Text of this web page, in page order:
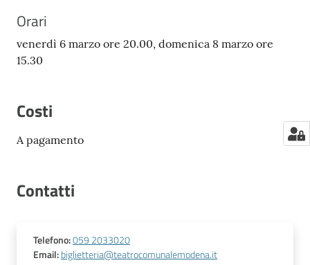
Orari
venerdì 6 marzo ore 20.00, domenica 8 marzo ore
15.30
Costi
A pagamento
Contatti
Telefono:059 2033020
Email:biglietteria@teatrocomunalemodena.it